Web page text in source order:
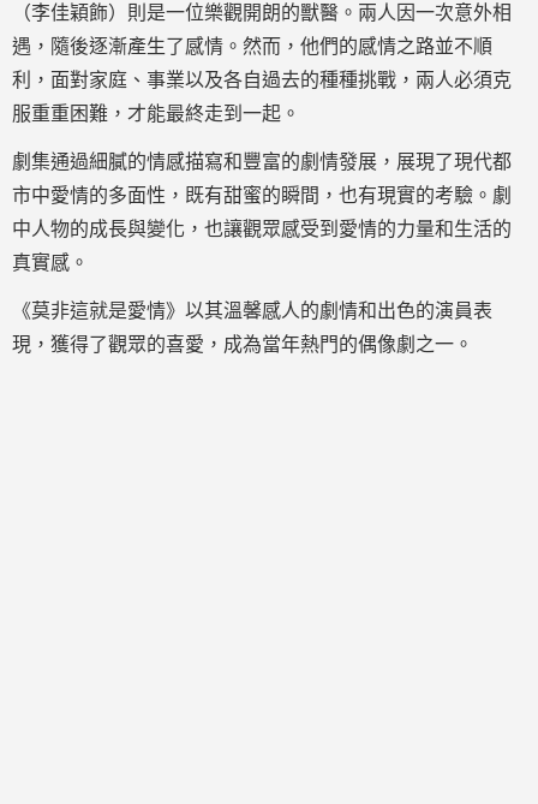
（李佳穎飾）則是一位樂觀開朗的獸醫。兩人因一次意外相
遇，隨後逐漸產生了感情。然而，他們的感情之路並不順
利，面對家庭、事業以及各自過去的種種挑戰，兩人必須克
服重重困難，才能最終走到一起。
劇集通過細膩的情感描寫和豐富的劇情發展，展現了現代都
市中愛情的多面性，既有甜蜜的瞬間，也有現實的考驗。劇
中人物的成長與變化，也讓觀眾感受到愛情的力量和生活的
真實感。
《莫非這就是愛情》以其溫馨感人的劇情和出色的演員表
現，獲得了觀眾的喜愛，成為當年熱門的偶像劇之一。